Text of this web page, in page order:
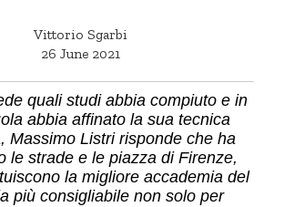
Vittorio Sgarbi
26 June 2021
quali studi abbia compiuto e in
abbia affinato la sua tecnica
Massimo Listri risponde che ha
le strade e le piazza di Firenze,
la migliore accademia del
più consigliabile non solo per